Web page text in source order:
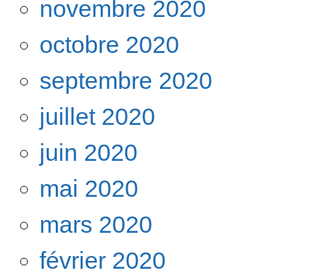
novembre 2020
octobre 2020
septembre 2020
juillet 2020
juin 2020
mai 2020
mars 2020
février 2020